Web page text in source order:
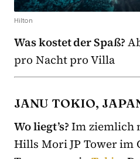
Hilton
Was kostet der Spaß?
pro Nacht pro Villa
JANU TOKIO,
Wo liegt’s?Im ziemlich
Hills Mori JP Tower im